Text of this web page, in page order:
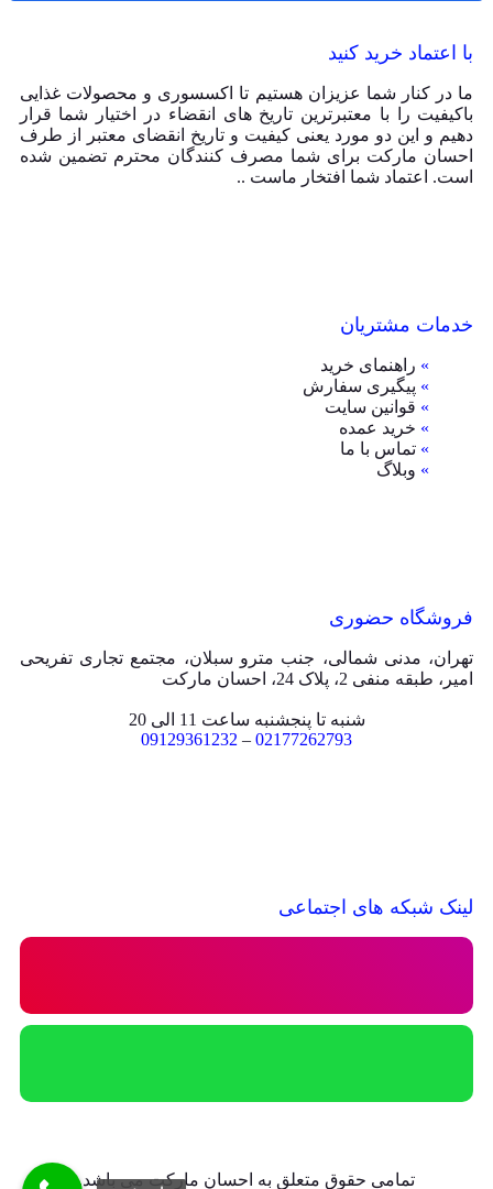
با اعتماد خرید کنید
ما در کنار شما عزیزان هستیم تا اکسسوری و محصولات غذایی
باکیفیت را با معتبرترین تاریخ های انقضاء در اختیار شما قرار
دهیم و این دو مورد یعنی کیفیت و تاریخ انقضای معتبر از طرف
احسان مارکت برای شما مصرف کنندگان محترم تضمین شده
است. اعتماد شما افتخار ماست ..
خدمات مشتریان
» راهنمای خرید
» پیگیری سفارش
» قوانین سایت
» خرید عمده
» تماس با ما
» وبلاگ
فروشگاه حضوری
تهران، مدنی شمالی، جنب مترو سبلان، مجتمع تجاری تفریحی
امیر، طبقه منفی 2، پلاک 24، احسان مارکت
شنبه تا پنجشنبه ساعت 11 الی 20
02177262793
–
09129361232
لینک شبکه های اجتماعی
تمامی حقوق متعلق به احسان مارکت می باشد.